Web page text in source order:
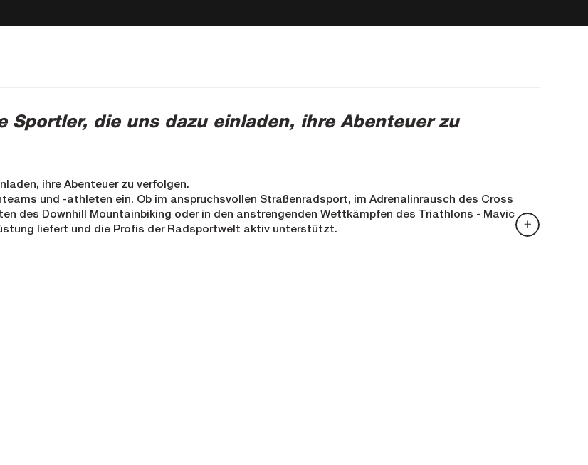
die uns dazu einladen, ihre Abenteuer zu
ihre Abenteuer zu verfolgen.
und -athleten ein. Ob im anspruchsvollen Straßenradsport, im Adrenalinrausch des Cross
des Downhill Mountainbiking oder in den anstrengenden Wettkämpfen des Triathlons - Mavic
liefert und die Profis der Radsportwelt aktiv unterstützt.